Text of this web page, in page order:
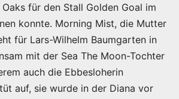
für den Stall Golden Goal im
konnte. Morning Mist, die Mutter
für Lars-Wilhelm Baumgarten in
mit der Sea The Moon-Tochter
auch die Ebbesloherin
auf, sie wurde in der Diana vor